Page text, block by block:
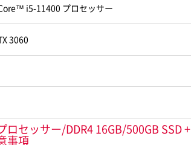
i5-11400 プロセッサー
3060
セッサー/DDR4 16GB/500GB
事項